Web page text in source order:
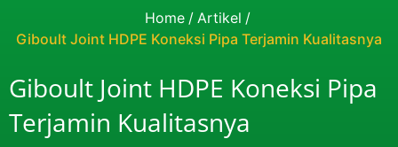
Home / Artikel /
Giboult Joint HDPE Koneksi Pipa Terjamin Kualitasnya
Giboult Joint HDPE Koneksi Pipa
Terjamin Kualitasnya